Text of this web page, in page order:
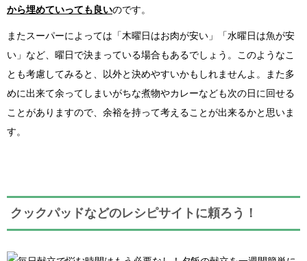
から埋めていっても良いのです。
またスーパーによっては「木曜日はお肉が安い」「水曜日は魚が安
い」など、曜日で決まっている場合もあるでしょう。このようなこ
とも考慮してみると、以外と決めやすいかもしれませんよ。また多
めに出来て余ってしまいがちな煮物やカレーなども次の日に回せる
ことがありますので、余裕を持って考えることが出来るかと思いま
す。
クックパッドなどのレシピサイトに頼ろう！